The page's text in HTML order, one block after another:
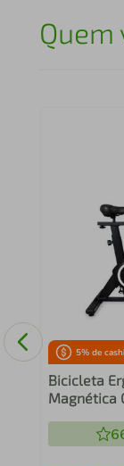
5% de
Bicicleta
Magnética